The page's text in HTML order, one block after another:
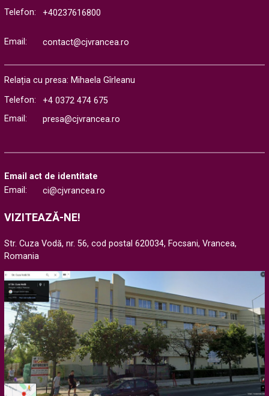
Telefon: +40237616800
Email: contact@cjvrancea.ro
Relația cu presa: Mihaela Gîrleanu
Telefon:
+4 0372 474 675
Email:
presa@cjvrancea.ro
Email act de identitate
Email:
ci@cjvrancea.ro
VIZITEAZĂ-NE!
Str. Cuza Vodă, nr. 56, cod postal 620034, Focsani, Vrancea,
Romania